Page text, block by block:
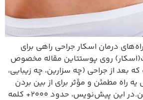
درمان اسکار جراحی راهی برای
روی پوستتاین مقاله مخصوص
بعد از جراحی (چه سزارین، چه زیبایی،
یه راه مطمئن و مؤثر برای از بین بردن
جای زخم یا اسکار هستن.در این پیش‌نویس، حدود ۲۰۰۰+ کلمه